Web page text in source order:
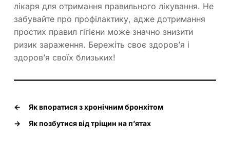
лікаря для отримання правильного лікування. Не
забувайте про профілактику, адже дотримання
простих правил гігієни може значно знизити
ризик зараження. Бережіть своє здоров’я і
здоров’я своїх близьких!
←
Як впоратися з хронічним бронхітом
→
Як позбутися від тріщин на п’ятах